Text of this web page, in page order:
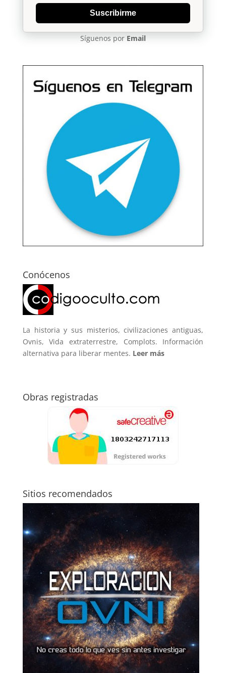
Suscribirme
Síguenos por Email
Conócenos
La historia y sus misterios, civilizaciones antiguas,
Ovnis, Vida extraterrestre, Complots. Información
alternativa para liberar mentes. Leer más
Obras registradas
Sitios recomendados